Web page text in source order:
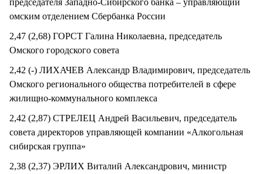
председателя Западно-Сибирского банка – управляющий
омским отделением Сбербанка России
2,47 (2,68) ГОРСТ Галина Николаевна, председатель
Омского городского совета
2,42 (-) ЛИХАЧЕВ Александр Владимирович, председатель
Омского регионального общества потребителей в сфере
жилищно-коммунального комплекса
2,42 (2,87) СТРЕЛЕЦ Андрей Васильевич, председатель
совета директоров управляющей компании «Алкогольная
сибирская группа»
2,38 (2,37) ЭРЛИХ Виталий Александрович, министр